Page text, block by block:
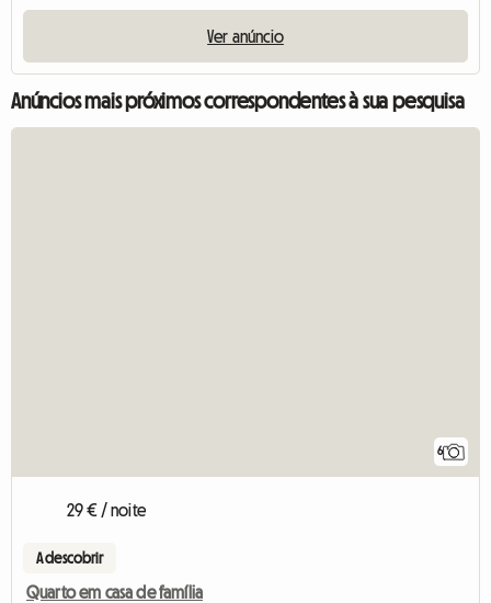
Ver anúncio
Anúncios mais próximos correspondentes à sua pesquisa
6
29 € / noite
A descobrir
Quarto em casa de família